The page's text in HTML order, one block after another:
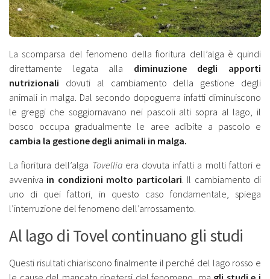
La scomparsa del fenomeno della fioritura dell’alga è quindi
direttamente legata alla diminuzione degli apporti
nutrizionali dovuti al cambiamento della gestione degli
animali in malga. Dal secondo dopoguerra infatti diminuiscono
le greggi che soggiornavano nei pascoli alti sopra al lago, il
bosco occupa gradualmente le aree adibite a pascolo e
cambia la gestione degli animali in malga.
La fioritura dell’alga Tovelliaera dovuta infatti a molti fattori e
avveniva in condizioni molto particolari . Il cambiamento di
uno di quei fattori, in questo caso fondamentale, spiega
l’interruzione del fenomeno dell’arrossamento.
Al lago di Tovel continuano gli studi
Questi risultati chiariscono finalmente il perché del lago rosso e